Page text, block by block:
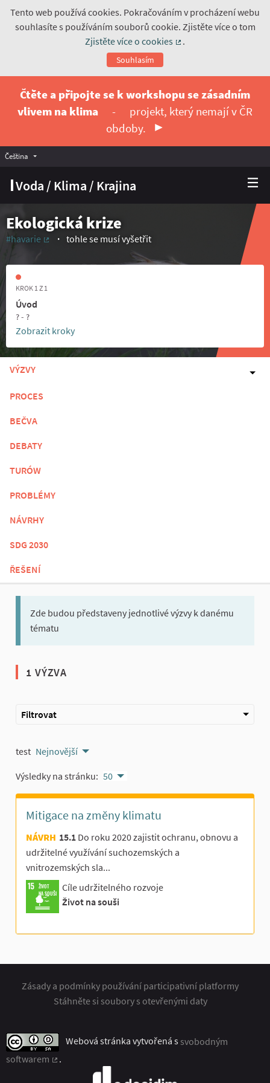
Tento web používá cookies. Pokračováním v procházení webu
souhlasíte s používáním souborů cookie. Zjistěte více o tom
Zjistěte více o cookies
.
Souhlasím
Čtěte a připojte se k workshopu se zásadním
vlivem na klima
-
projekt, který nemají v ČR
obdoby.
Voda / Klima / Krajina
Čeština Vyberte jazyk
Ekologická krize
#havarie
tohle se musí vyšetřit
KROK 1 Z 1
Úvod
? - ?
Zobrazit kroky
VÝZVY
PROCES
BEČVA
DEBATY
TURÓW
PROBLÉMY
NÁVRHY
SDG 2030
ŘEŠENÍ
Zde budou představeny jednotlivé výzvy k danému
tématu
1 VÝZVA
Filtrovat
test Nejnovější
Výsledky na stránku: 50
Mitigace na změny klimatu
NÁVRH 15.1 Do roku 2020 zajistit ochranu, obnovu a
udržitelné využívání suchozemských a
vnitrozemských sla...
ŽIVOT
NA SOUŠI
Cíle udržitelného rozvoje
Život na souši
Zásady a podmínky používání participativní platformy
Stáhněte si soubory s otevřenými daty
Webová stránka vytvořená s svobodným
softwarem
(Externí odkaz)
.